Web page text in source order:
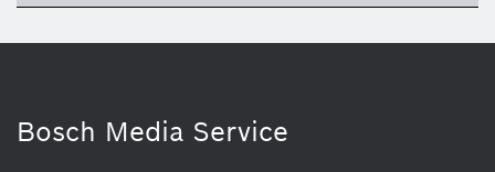
Bosch Media Service